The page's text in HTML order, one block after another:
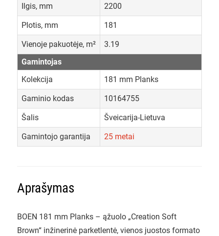
Ilgis, mm 2200
Plotis, mm 181
Vienoje pakuotėje, m²
3.19
Gamintojas
Kolekcija
181 mm Planks
Gaminio kodas 10164755
Šalis Šveicarija-Lietuva
Gamintojo garantija 25 metai
Aprašymas
BOEN 181 mm Planks – ąžuolo „Creation Soft
Brown“ inžinerinė parketlentė, vienos juostos formato